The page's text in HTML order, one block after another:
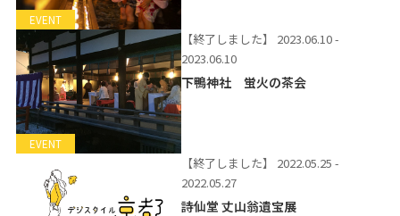
EVENT
EVENT
【終了しました】
2023.06.10 -
2023.06.10
下鴨神社 蛍火の茶会
【終了しました】
2022.05.25 -
2022.05.27
詩仙堂 丈山翁遺宝展